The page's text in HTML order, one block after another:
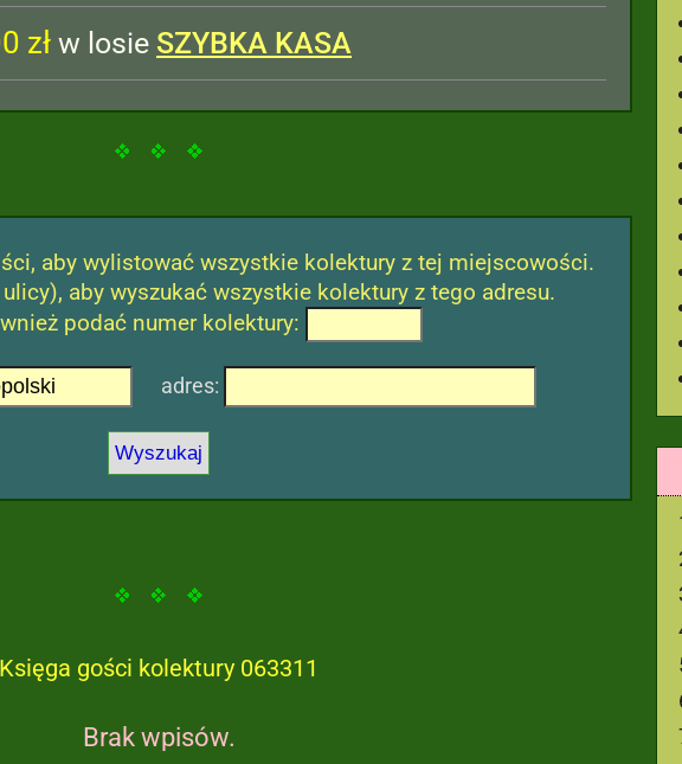
zł w losie SZYBKA KASA
aby wylistować wszystkie kolektury z tej miejscowości.
aby wyszukać wszystkie kolektury z tego adresu.
podać numer kolektury:
adres:
Księga gości kolektury 063311
Brak wpisów.